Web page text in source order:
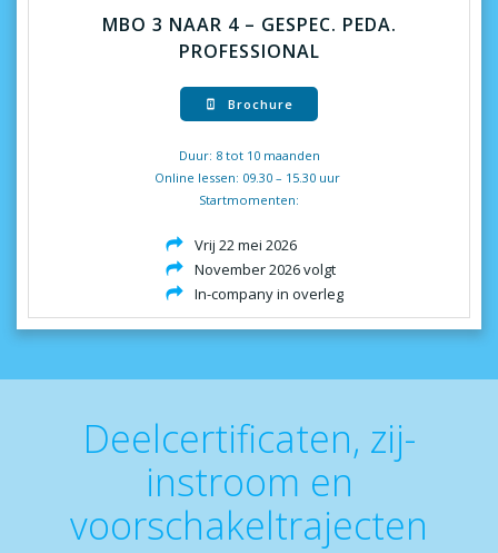
MBO 3 NAAR 4 – GESPEC. PEDA.
PROFESSIONAL
Brochure
Duur: 8 tot 10 maanden
Online lessen: 09.30 – 15.30 uur
Startmomenten:
Vrij 22 mei 2026
November 2026 volgt
In-company in overleg
Deelcertificaten, zij-
instroom en
voorschakeltrajecten